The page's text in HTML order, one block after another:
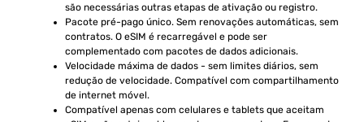
são necessárias outras etapas de ativação ou registro.
Pacote pré-pago único. Sem renovações automáticas, sem
contratos. O eSIM é recarregável e pode ser
complementado com pacotes de dados adicionais.
Velocidade máxima de dados - sem limites diários, sem
redução de velocidade. Compatível com compartilhamento
de internet móvel.
Compatível apenas com celulares e tablets que aceitam